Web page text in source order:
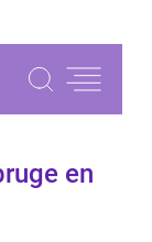
en